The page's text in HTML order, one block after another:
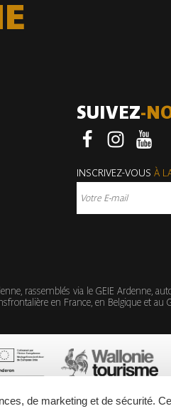
SUIVEZ-
Youtube
INSCRIVEZ-VOUS À
rassemblés via le GEIE Ardenne,
en France, en Belgique et au
de marketing et de sécurité.